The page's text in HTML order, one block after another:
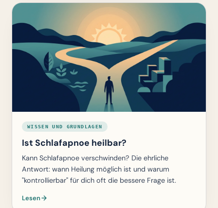
WISSEN UND GRUNDLAGEN
Ist Schlafapnoe heilbar?
Kann Schlafapnoe verschwinden? Die ehrliche
Antwort: wann Heilung möglich ist und warum
"kontrollierbar" für dich oft die bessere Frage ist.
Lesen